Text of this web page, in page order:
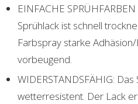
EINFACHE
Sprühlack ist schnell
Farbspray starke
vorbeugend.
WIDERSTANDSFÄHIG:
wetterresistent. Der Lack